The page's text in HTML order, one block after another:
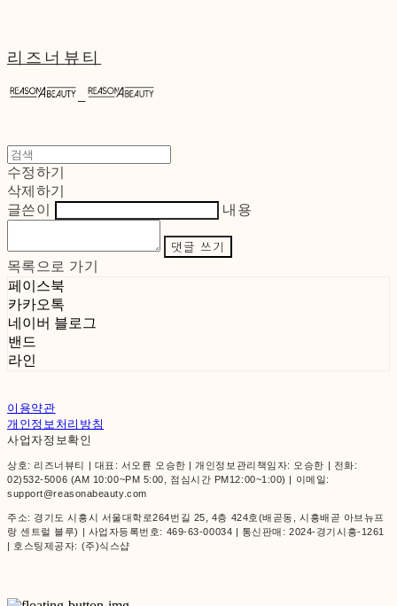
리즈너뷰티
수정하기
삭제하기
글쓴이
내용
댓글 쓰기
목록으로 가기
페이스북
카카오톡
네이버 블로그
밴드
라인
이용약관
개인정보처리방침
사업자정보확인
상호: 리즈너뷰티 | 대표: 서오륜 오승한 | 개인정보관리책임자: 오승한 | 전화:
02)532-5006 (AM 10:00~PM 5:00, 점심시간 PM12:00~1:00) | 이메일:
support@reasonabeauty.com
주소: 경기도 시흥시 서울대학로264번길 25, 4층 424호(배곧동, 시흥배곧 아브뉴프
랑 센트럴 블루) | 사업자등록번호: 469-63-00034 | 통신판매:2024-경기시흥-1261
| 호스팅제공자: (주)식스샵